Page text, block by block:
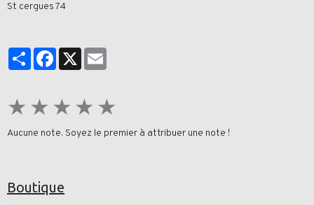
St cergues 74
PartagerFacebook
X
★ ★ ★ ★ ★
Aucune note. Soyez le premier à attribuer une note !
Boutique